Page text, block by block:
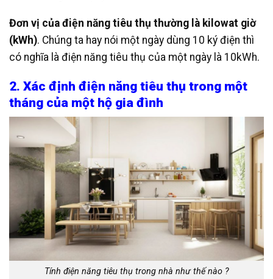
Đơn vị của điện năng tiêu thụ thường là kilowat giờ
(kWh). Chúng ta hay nói một ngày dùng 10 ký điện thì
có nghĩa là điện năng tiêu thụ của một ngày là 10kWh.
2. Xác định điện năng tiêu thụ trong một
tháng của một hộ gia đình
Tính điện năng tiêu thụ trong nhà như thế nào ?